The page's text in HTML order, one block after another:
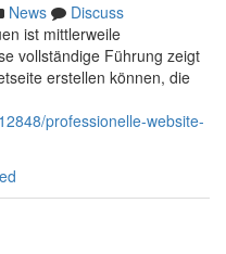
News
Discuss
ist mittlerweile
vollständige Führung zeigt
erstellen können, die
professionelle-website-